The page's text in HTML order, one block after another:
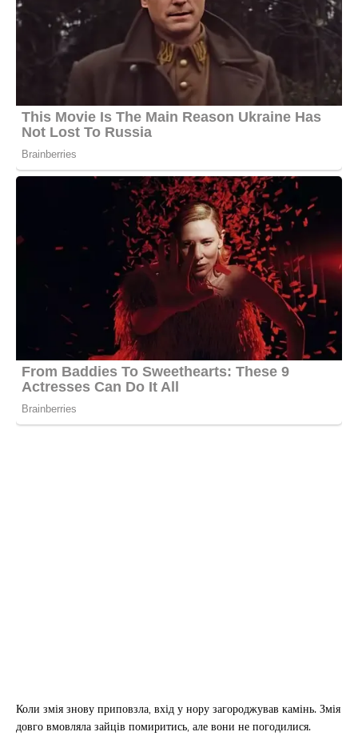
Коли змія знову приповзла, вхід у нору загороджував камінь. Змія
довго вмовляла зайців помиритись, але вони не погодилися.